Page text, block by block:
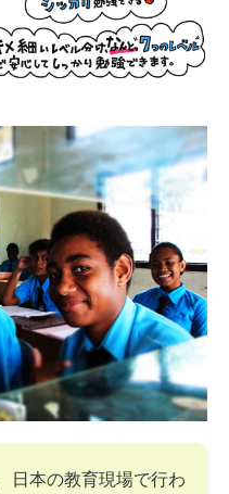
日本の教育現場で行わ